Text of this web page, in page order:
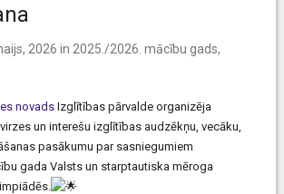
2026 in 2025./2026. mācību gads,
novadsIzglītības pārvalde organizēja
un interešu izglītības audzēkņu, vecāku,
pasākumu par sasniegumiem
gada Valsts un starptautiska mēroga